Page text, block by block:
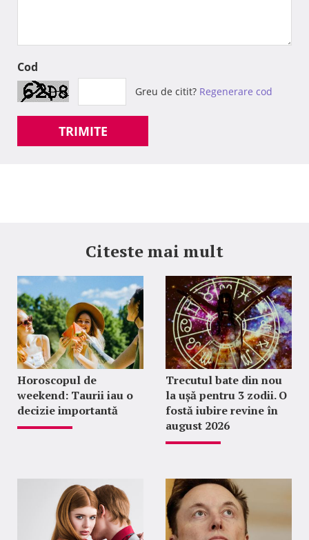
Cod
Greu de citit? Regenerare cod
TRIMITE
Citeste mai mult
Horoscopul de
weekend: Taurii iau o
decizie importantă
Trecutul bate din nou
la ușă pentru 3 zodii. O
fostă iubire revine în
august 2026